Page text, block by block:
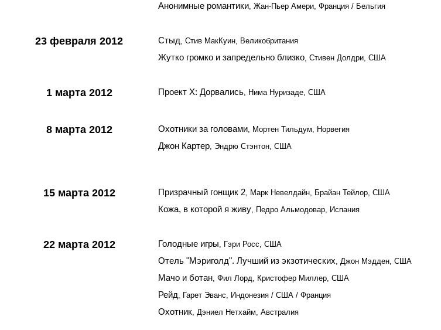
Анонимные романтики, Жан-Пьер Амери, Франция / Бельгия
23 февраля 2012 Стыд, Стив МакКуин, Великобритания
Жутко громко и запредельно близко, Стивен Долдри, США
1 марта 2012 Проект Х: Дорвались, Нима Нуризаде, США
8 марта 2012 Охотники за головами, Мортен Тильдум, Норвегия
Джон Картер, Эндрю Стэнтон, США
15 марта 2012 Призрачный гонщик 2, Марк Невелдайн, Брайан Тейлор, США
Кожа, в которой я живу, Педро Альмодовар, Испания
22 марта 2012 Голодные игры, Гэри Росс, США
Отель "Мэриголд". Лучший из экзотических, Джон Мэдден, США
Мачо и ботан, Фил Лорд, Кристофер Миллер, США
Рейд, Гарет Эванс, Индонезия / США / Франция
Охотник, Дэниел Нетхайм, Австралия